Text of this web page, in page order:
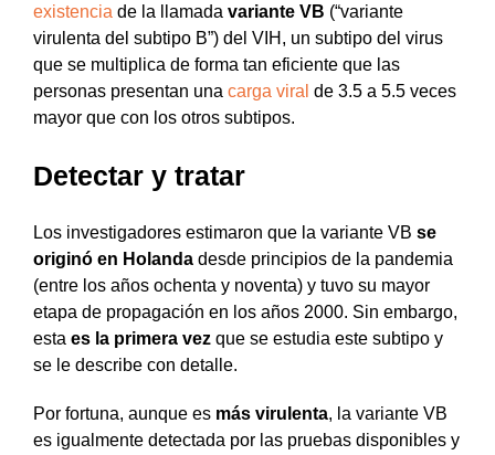
existencia de la llamada variante VB (“variante
virulenta del subtipo B”) del VIH, un subtipo del virus
que se multiplica de forma tan eficiente que las
personas presentan una carga viral de 3.5 a 5.5 veces
mayor que con los otros subtipos.
Detectar y tratar
Los investigadores estimaron que la variante VB se
originó en Holanda desde principios de la pandemia
(entre los años ochenta y noventa) y tuvo su mayor
etapa de propagación en los años 2000. Sin embargo,
esta es la primera vez que se estudia este subtipo y
se le describe con detalle.
Por fortuna, aunque es más virulenta, la variante VB
es igualmente detectada por las pruebas disponibles y